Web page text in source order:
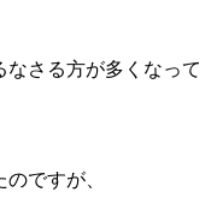
さる方が多くなって
ですが、